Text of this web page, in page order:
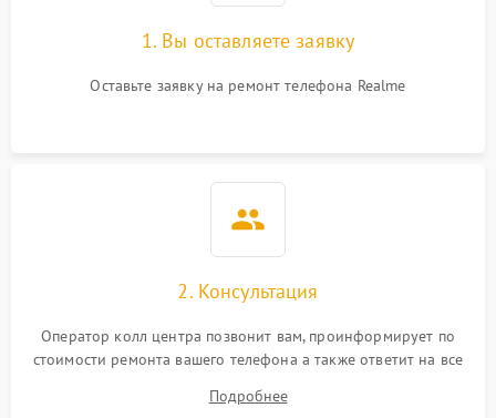
1. Вы оставляете заявку
Оставьте заявку на ремонт телефона Realme
2. Консультация
Оператор колл центра позвонит вам, проинформирует по
стоимости ремонта вашего телефона а также ответит на все
Подробнее